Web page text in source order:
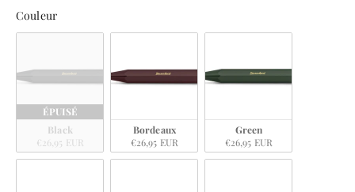
CouleurCouleur
ÉPUISÉ
Black
€26,95 EUR
Bordeaux
€26,95 EUR
Green
€26,95 EUR